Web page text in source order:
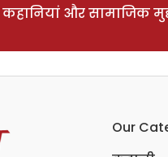
और सामाजिक
Our